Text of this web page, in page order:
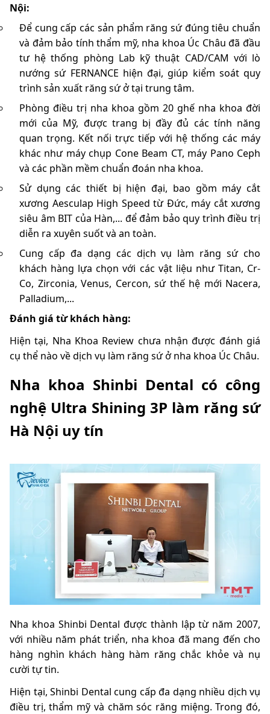
Nội:
Để cung cấp các sản phẩm răng sứ đúng tiêu chuẩn
và đảm bảo tính thẩm mỹ, nha khoa Úc Châu đã đầu
tư hệ thống phòng Lab kỹ thuật CAD/CAM với lò
nướng sứ FERNANCE hiện đại, giúp kiểm soát quy
trình sản xuất răng sứ ở tại trung tâm.
Phòng điều trị nha khoa gồm 20 ghế nha khoa đời
mới của Mỹ, được trang bị đầy đủ các tính năng
quan trọng. Kết nối trực tiếp với hệ thống các máy
khác như máy chụp Cone Beam CT, máy Pano Ceph
và các phần mềm chuẩn đoán nha khoa.
Sử dụng các thiết bị hiện đại, bao gồm máy cắt
xương Aesculap High Speed từ Đức, máy cắt xương
siêu âm BIT của Hàn,... để đảm bảo quy trình điều trị
diễn ra xuyên suốt và an toàn.
Cung cấp đa dạng các dịch vụ làm răng sứ cho
khách hàng lựa chọn với các vật liệu như Titan, Cr-
Co, Zirconia, Venus, Cercon, sứ thế hệ mới Nacera,
Palladium,...
Đánh giá từ khách hàng:
Hiện tại, Nha Khoa Review chưa nhận được đánh giá
cụ thể nào về dịch vụ làm răng sứ ở nha khoa Úc Châu.
Nha khoa Shinbi Dental có công
nghệ Ultra Shining 3P làm răng sứ
Hà Nội uy tín
Nha khoa Shinbi Dental được thành lập từ năm 2007,
với nhiều năm phát triển, nha khoa đã mang đến cho
hàng nghìn khách hàng hàm răng chắc khỏe và nụ
cười tự tin.
Hiện tại, Shinbi Dental cung cấp đa dạng nhiều dịch vụ
điều trị, thẩm mỹ và chăm sóc răng miệng. Trong đó,